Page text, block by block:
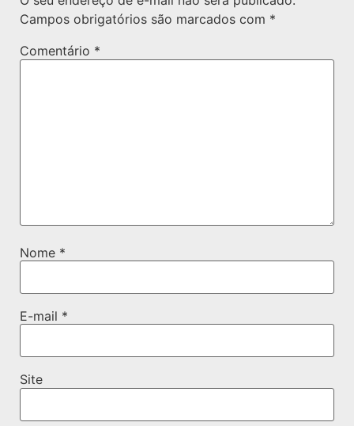
Campos obrigatórios são marcados com *
Comentário *
Nome *
E-mail *
Site